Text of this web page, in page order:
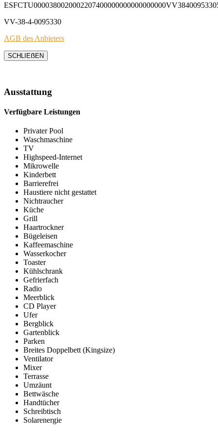
VV-38-4-0095330
AGB des Anbieters
SCHLIEẞEN
Ausstattung
Verfügbare Leistungen
Privater Pool
Waschmaschine
TV
Highspeed-Internet
Mikrowelle
Kinderbett
Barrierefrei
Haustiere nicht gestattet
Nichtraucher
Küche
Grill
Haartrockner
Bügeleisen
Kaffeemaschine
Wasserkocher
Toaster
Kühlschrank
Gefrierfach
Radio
Meerblick
CD Player
Ufer
Bergblick
Gartenblick
Parken
Breites Doppelbett (Kingsize)
Ventilator
Mixer
Terrasse
Umzäunt
Bettwäsche
Handtücher
Schreibtisch
Solarenergie